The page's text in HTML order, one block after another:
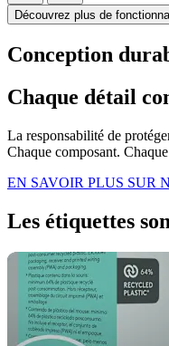
Découvrez plus de
Conception
Chaque détail
La responsabilité de
Chaque composant.
EN SAVOIR PLUS SUR
Les étiquettes